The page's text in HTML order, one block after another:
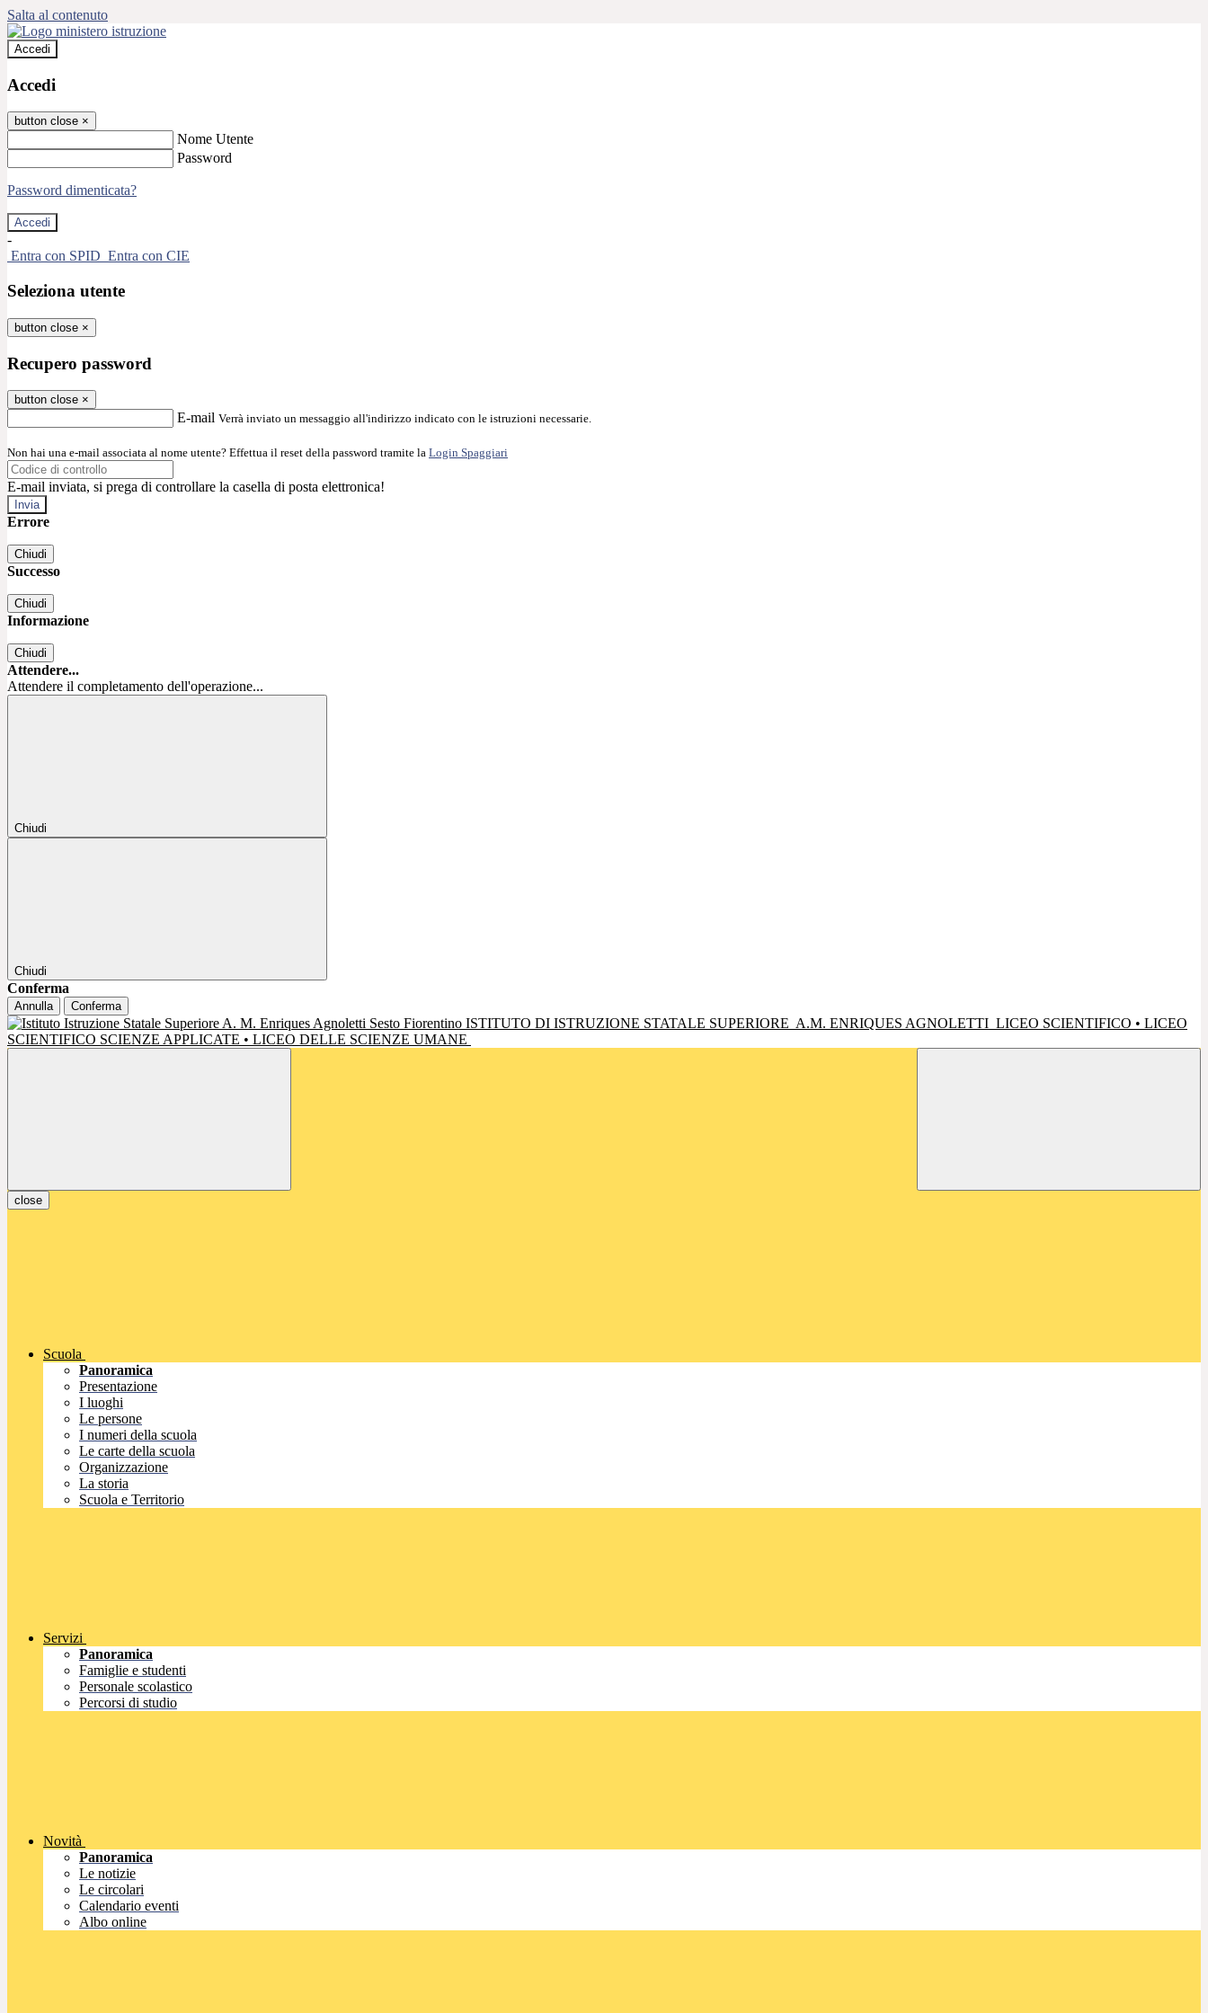
Salta al contenuto
Accedi
Accedi
button close ×
Nome Utente
Password
Password dimenticata?
-
Entra con SPID Entra con CIE
Seleziona utente
button close ×
Recupero password
button close ×
E-mail Verrà inviato un messaggio all'indirizzo indicato con le istruzioni necessarie.
Non hai una e-mail associata al nome utente? Effettua il reset della password tramite la Login Spaggiari
E-mail inviata, si prega di controllare la casella di posta elettronica!
Errore
Chiudi
Successo
Chiudi
Informazione
Chiudi
Attendere...
Attendere il completamento dell'operazione...
Chiudi
Chiudi
Conferma
Annulla Conferma
ISTITUTO DI ISTRUZIONE STATALE SUPERIORE A.M. ENRIQUES AGNOLETTI LICEO SCIENTIFICO • LICEO
SCIENTIFICO SCIENZE APPLICATE • LICEO DELLE SCIENZE UMANE
close
Scuola
Panoramica
Presentazione
I luoghi
Le persone
I numeri della scuola
Le carte della scuola
Organizzazione
La storia
Scuola e Territorio
Servizi
Panoramica
Famiglie e studenti
Personale scolastico
Percorsi di studio
Novità
Panoramica
Le notizie
Le circolari
Calendario eventi
Albo online